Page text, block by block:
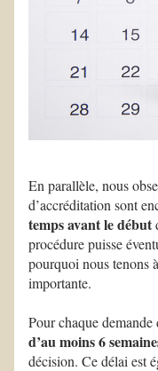
En parallèle, nous
d’accréditation sont
temps avant le début
procédure puisse
pourquoi nous tenons
importante.
d’au moins 6
décision. Ce délai est